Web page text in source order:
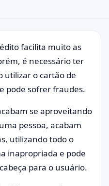
facilita muito as
é necessário ter
utilizar o cartão de
pode sofrer fraudes.
se aproveitando
pessoa, acabam
utilizando todo o
inapropriada e pode
para o usuário.